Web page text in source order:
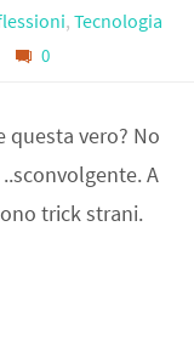
, Tecnologia
0
questa vero? No
A
trick strani.